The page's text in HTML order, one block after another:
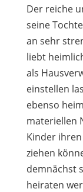
Der reiche
seine
an sehr
liebt
als
einstellen
ebenso
materiellen
Kinder
ziehen
demnächst
heiraten